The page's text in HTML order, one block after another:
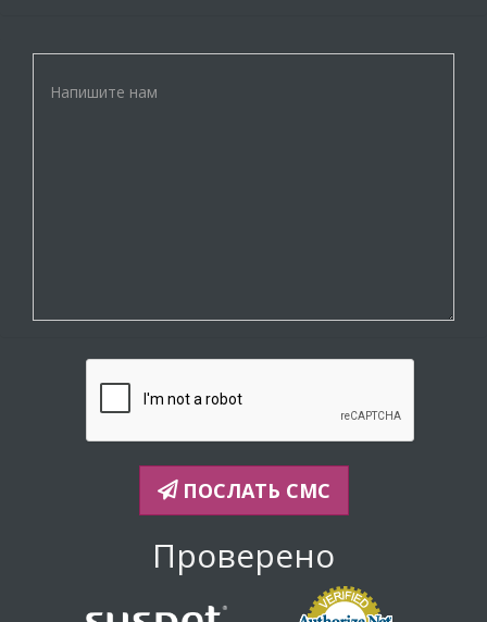
ПОСЛАТЬ СМС
Проверено